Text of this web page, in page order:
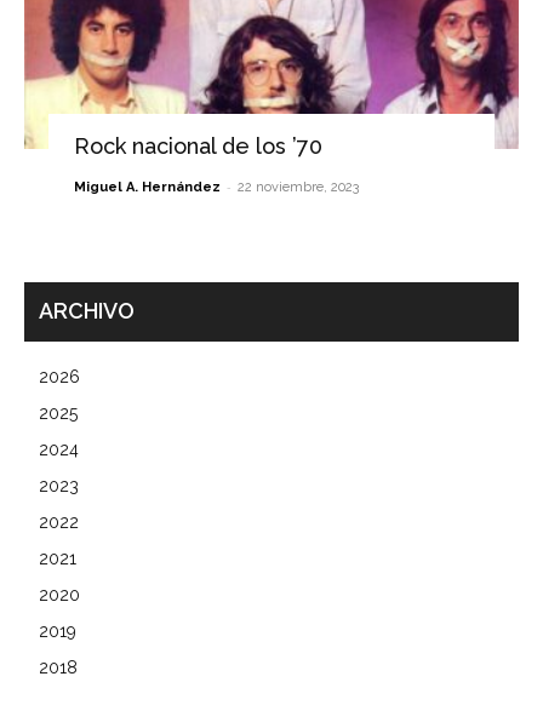
Rock nacional de los ’70
Miguel A. Hernández - 22 noviembre, 2023
ARCHIVO
2026
2025
2024
2023
2022
2021
2020
2019
2018